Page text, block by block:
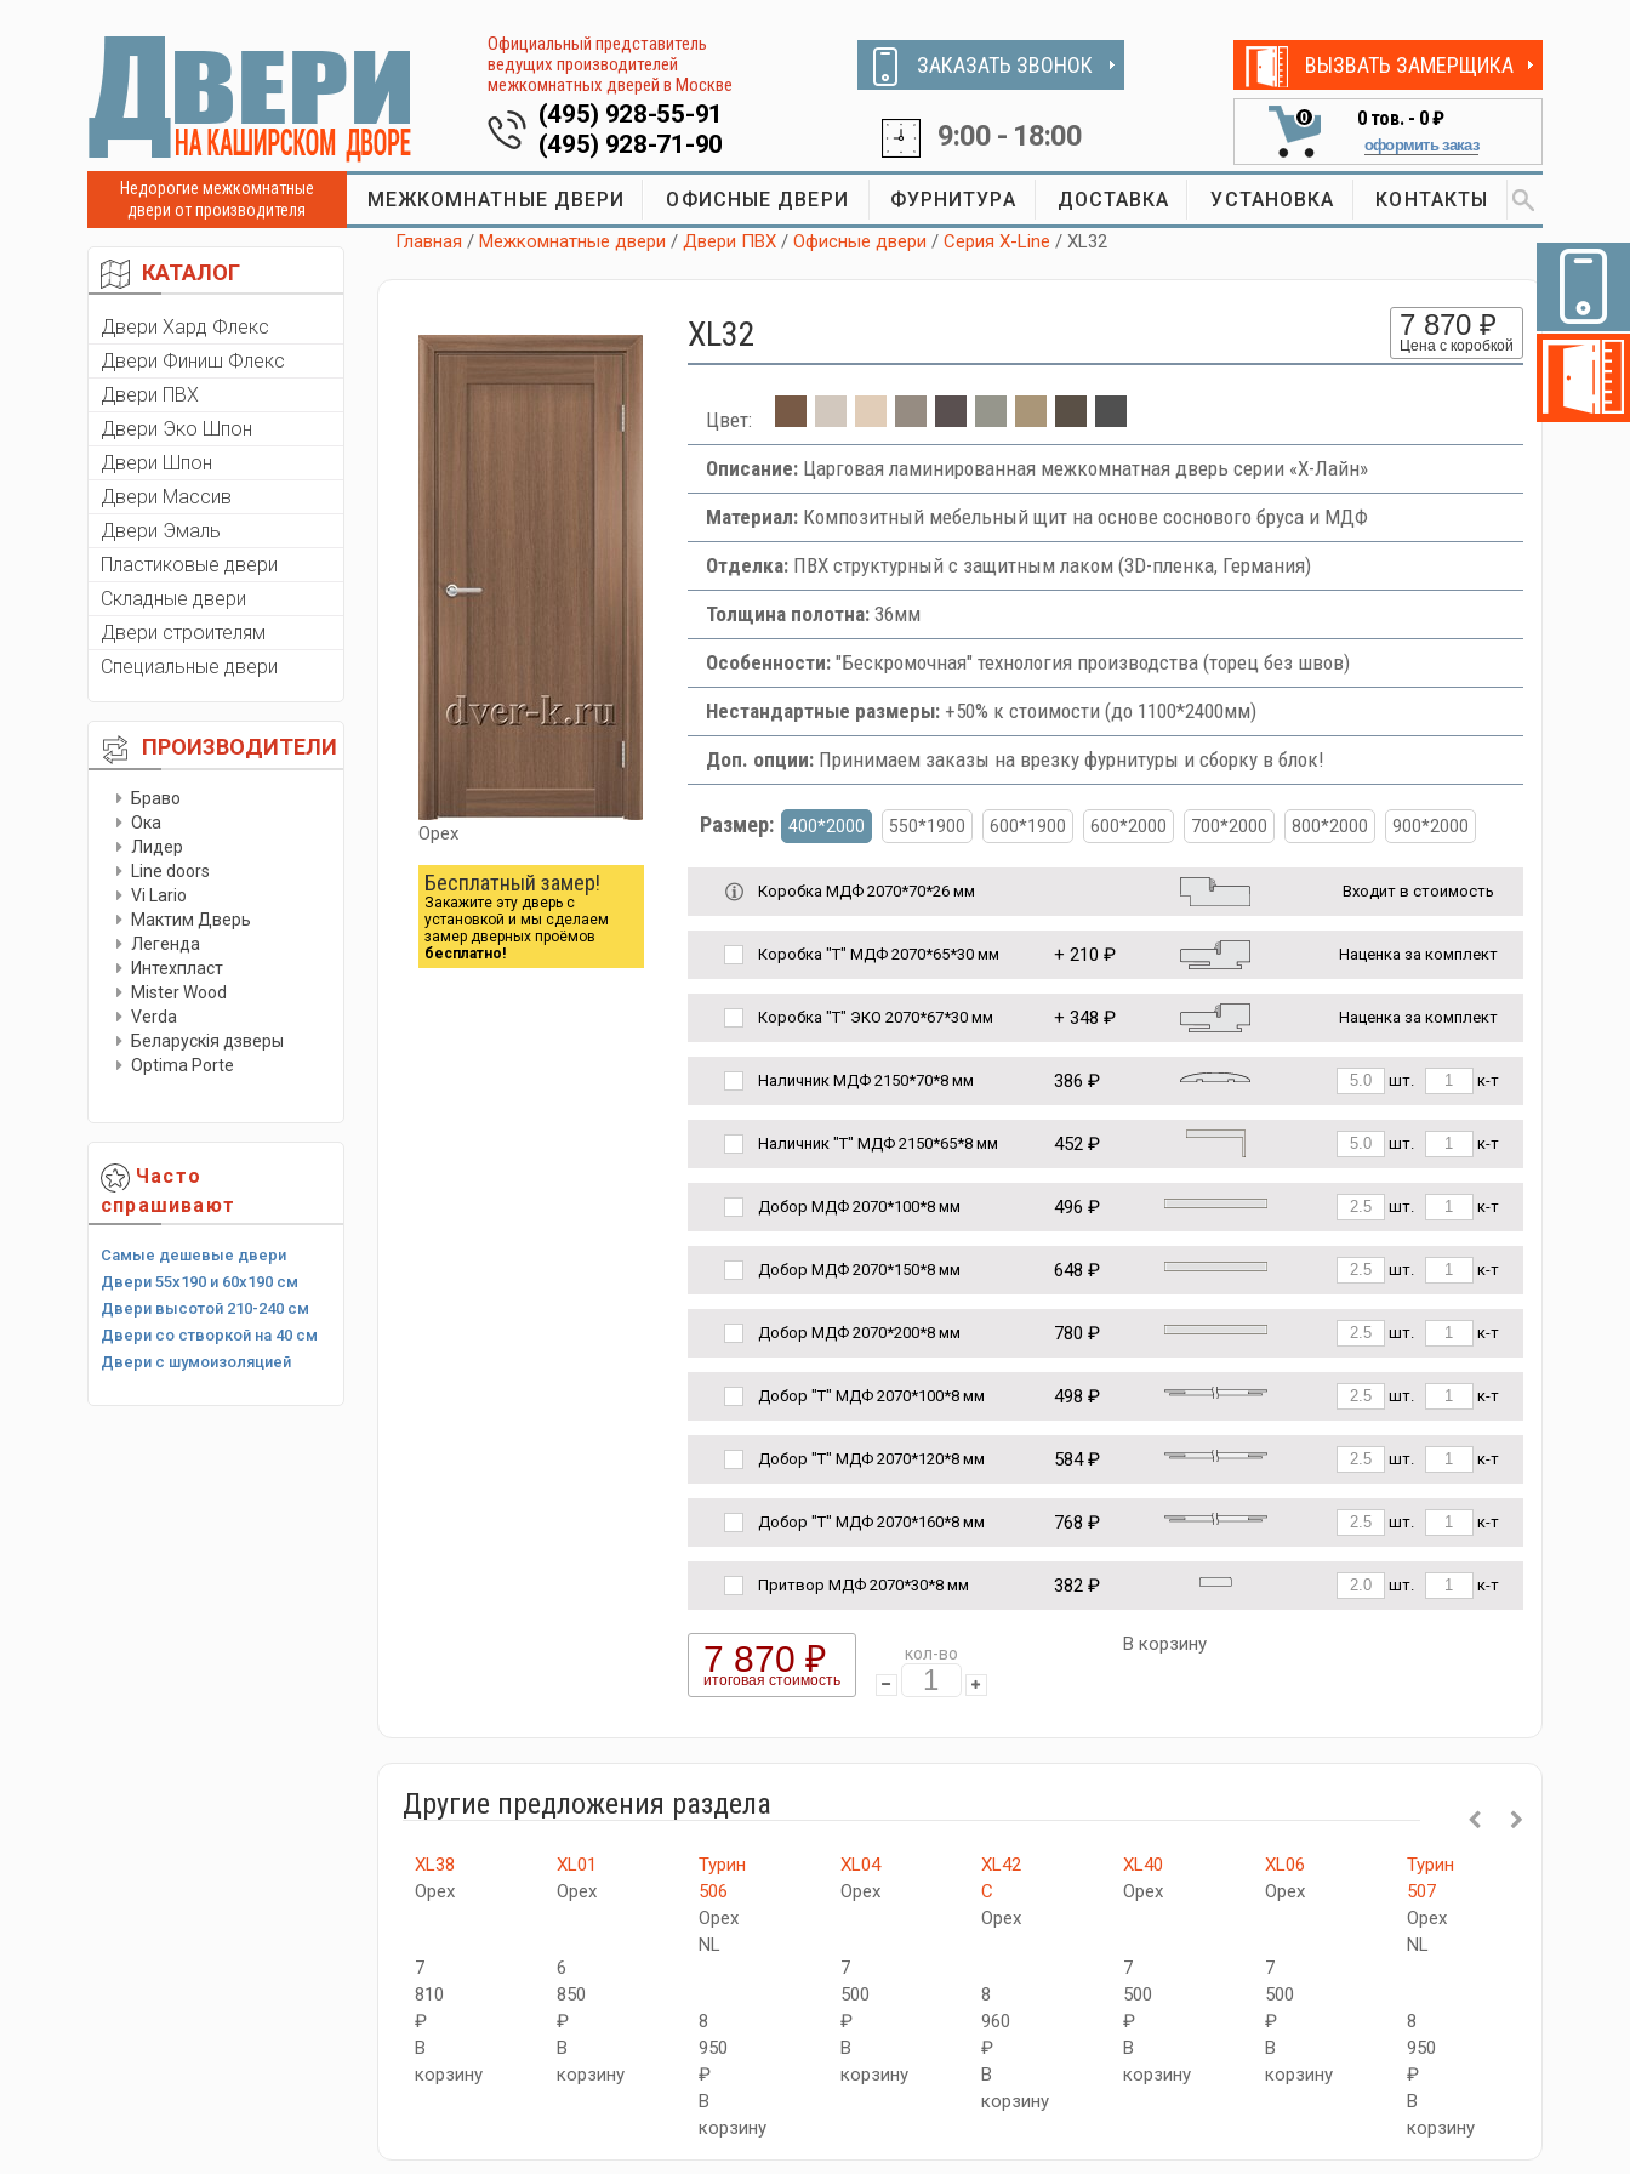
Официальный представитель
ведущих производителей
межкомнатных дверей в Москве
(495) 928-55-91
(495) 928-71-90
ЗАКАЗАТЬ ЗВОНОК
9:00 - 18:00
ВЫЗВАТЬ ЗАМЕРЩИКА
0 0тов. - 0 ₽
оформить заказ
Недорогие межкомнатные
двери от производителя
МЕЖКОМНАТНЫЕ ДВЕРИ ОФИСНЫЕ ДВЕРИ ФУРНИТУРА ДОСТАВКА УСТАНОВКА КОНТАКТЫ
КАТАЛОГ
Двери Хард Флекс
Двери Финиш Флекс
Двери ПВХ
Двери Эко Шпон
Двери Шпон
Двери Массив
Двери Эмаль
Пластиковые двери
Складные двери
Двери строителям
Специальные двери
ПРОИЗВОДИТЕЛИ
Браво
Ока
Лидер
Line doors
Vi Lario
Мактим Дверь
Легенда
Интехпласт
Мister Wood
Verda
Беларускiя дзверы
Optima Porte
Часто
спрашивают
Самые дешевые двери
Двери 55х190 и 60х190 см
Двери высотой 210-240 см
Двери со створкой на 40 см
Двери с шумоизоляцией
Главная /Межкомнатные двери /Двери ПВХ /Офисные двери /Серия X-Line / XL32
Орех
Бесплатный замер!
Закажите эту дверь с
установкой и мы сделаем
замер дверных проёмов
бесплатно!
XL32 7 870 ₽
Цена с коробкой
Цвет:
Описание:Царговая ламинированная межкомнатная дверь серии «Х-Лайн»
Материал:Композитный мебельный щит на основе соснового бруса и МДФ
Отделка:ПВХ структурный с защитным лаком (3D-пленка, Германия)
Толщина полотна:36мм
Особенности:"Бескромочная" технология производства (торец без швов)
Нестандартные размеры:+50% к стоимости (до 1100*2400мм)
Доп. опции:Принимаем заказы на врезку фурнитуры и сборку в блок!
Размер: 400*2000 550*1900 600*1900 600*2000 700*2000 800*2000 900*2000
Коробка МДФ 2070*70*26 мм Входит в стоимость
Коробка "Т" МДФ 2070*65*30 мм + 210 ₽ Наценка за комплект
Коробка "Т" ЭКО 2070*67*30 мм + 348 ₽ Наценка за комплект
Наличник МДФ 2150*70*8 мм 386 ₽ шт. к-т
Наличник "Т" МДФ 2150*65*8 мм 452 ₽ шт. к-т
Добор МДФ 2070*100*8 мм 496 ₽ шт. к-т
Добор МДФ 2070*150*8 мм 648 ₽ шт. к-т
Добор МДФ 2070*200*8 мм 780 ₽ шт. к-т
Добор "Т" МДФ 2070*100*8 мм 498 ₽ шт. к-т
Добор "Т" МДФ 2070*120*8 мм 584 ₽ шт. к-т
Добор "Т" МДФ 2070*160*8 мм 768 ₽ шт. к-т
Притвор МДФ 2070*30*8 мм 382 ₽ шт. к-т
7 870 ₽
итоговая стоимость
кол-во В корзину
Другие предложения раздела
XL38
Орех
7
810
₽
В
корзину
XL01
Орех
6
850
₽
В
корзину
Турин
506
Орех
NL
8
950
₽
В
корзину
XL04
Орех
7
500
₽
В
корзину
XL42
C
Орех
8
960
₽
В
корзину
XL40
Орех
7
500
₽
В
корзину
XL06
Орех
7
500
₽
В
корзину
Турин
507
Орех
NL
8
950
₽
В
корзину